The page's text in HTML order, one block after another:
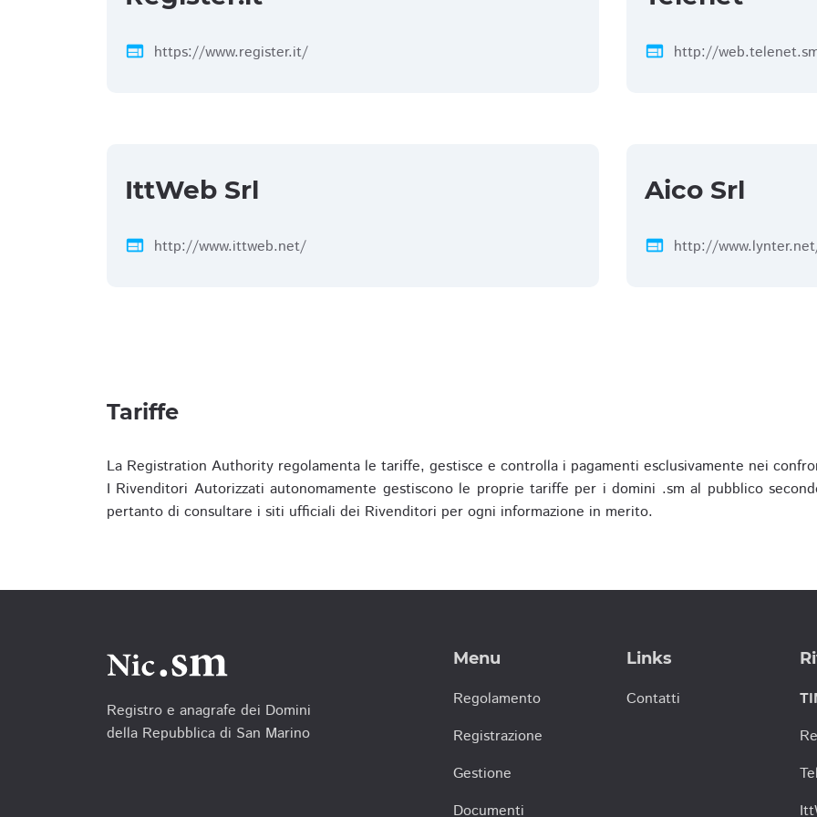
web https://www.register.it/ web http://
IttWeb Srl
web http://www.ittweb.net/
Aico Srl
web http://
Tariffe
La Registration Authority regolamenta le tariffe, gestisce e controlla i pagamenti esclusivamente nei
I Rivenditori Autorizzati autonomamente gestiscono le proprie tariffe per i domini .sm al pubblico
pertanto di consultare i siti ufficiali dei Rivenditori per ogni informazione in merito.
Registro e anagrafe dei Domini
della Repubblica di San Marino
Menu
Regolamento
Registrazione
Gestione
Documenti
Links
Contatti